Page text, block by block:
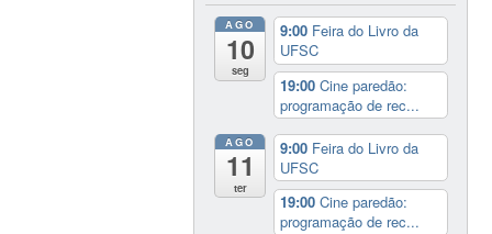
AGO
10
seg
9:00 Feira do Livro da
UFSC
19:00Cine paredão:
programação de rec...
AGO
11
ter
9:00 Feira do Livro da
UFSC
19:00Cine paredão:
programação de rec...